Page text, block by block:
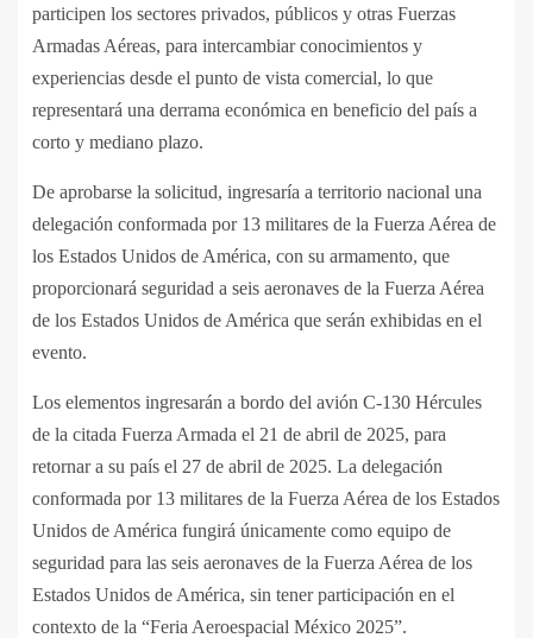
participen los sectores privados, públicos y otras Fuerzas
Armadas Aéreas, para intercambiar conocimientos y
experiencias desde el punto de vista comercial, lo que
representará una derrama económica en beneficio del país a
corto y mediano plazo.
De aprobarse la solicitud, ingresaría a territorio nacional una
delegación conformada por 13 militares de la Fuerza Aérea de
los Estados Unidos de América, con su armamento, que
proporcionará seguridad a seis aeronaves de la Fuerza Aérea
de los Estados Unidos de América que serán exhibidas en el
evento.
Los elementos ingresarán a bordo del avión C-130 Hércules
de la citada Fuerza Armada el 21 de abril de 2025, para
retornar a su país el 27 de abril de 2025. La delegación
conformada por 13 militares de la Fuerza Aérea de los Estados
Unidos de América fungirá únicamente como equipo de
seguridad para las seis aeronaves de la Fuerza Aérea de los
Estados Unidos de América, sin tener participación en el
contexto de la “Feria Aeroespacial México 2025”.